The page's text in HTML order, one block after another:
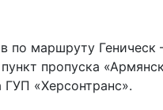
по маршруту Геническ
пропуска
«Херсонтранс».